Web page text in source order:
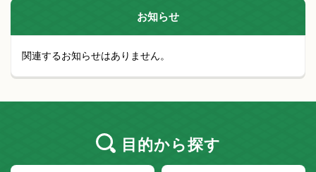
お知らせ
関連するお知らせはありません。
目的から探す